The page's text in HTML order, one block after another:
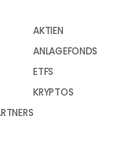
AKTIEN
ANLAGEFONDS
ETFS
KRYPTOS